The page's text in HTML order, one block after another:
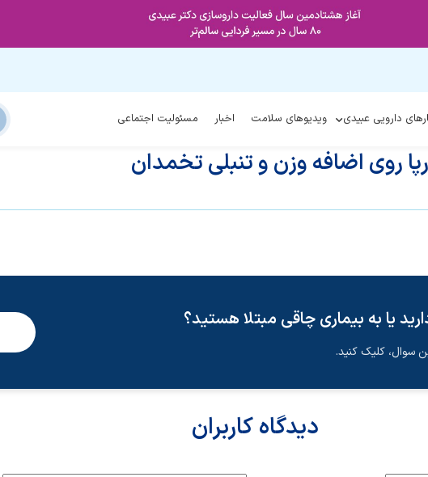
دارویی عبیدی ویدیوهای سلامت اخبار مسئولیت اجتماعی
روی اضافه وزن و تنبلی تخمدان
یا به بیماری چاقی مبتلا هستید؟
سوال، کلیک کنید.
دیدگاه کاربران